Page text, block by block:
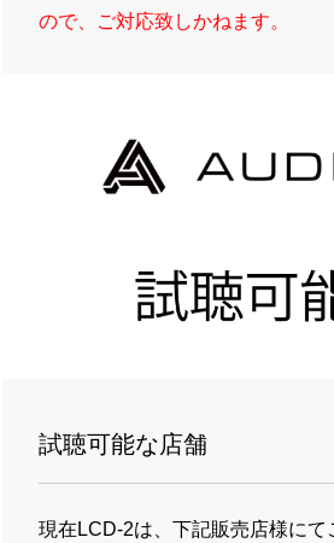
ので、ご対応致しかねます。
試聴可能な店舗
現在LCD-2は、下記販売店様にて